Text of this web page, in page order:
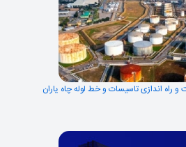
راه اندازی تاسیسات و خط لوله چاه یاران